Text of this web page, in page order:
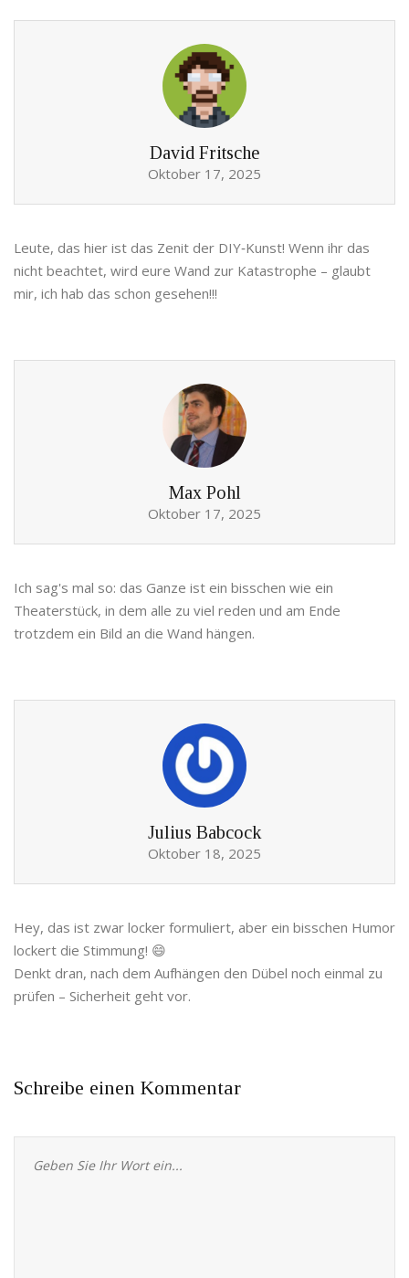
David Fritsche
Oktober 17, 2025
Leute, das hier ist das Zenit der DIY‑Kunst! Wenn ihr das
nicht beachtet, wird eure Wand zur Katastrophe – glaubt
mir, ich hab das schon gesehen!!!
Max Pohl
Oktober 17, 2025
Ich sag's mal so: das Ganze ist ein bisschen wie ein
Theaterstück, in dem alle zu viel reden und am Ende
trotzdem ein Bild an die Wand hängen.
Julius Babcock
Oktober 18, 2025
Hey, das ist zwar locker formuliert, aber ein bisschen Humor
lockert die Stimmung! 😄
Denkt dran, nach dem Aufhängen den Dübel noch einmal zu
prüfen – Sicherheit geht vor.
Schreibe einen Kommentar